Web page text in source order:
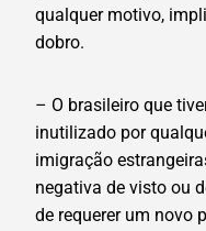
qualquer motivo,
dobro.
– O brasileiro que
inutilizado por
imigração
negativa de visto ou
de requerer um novo